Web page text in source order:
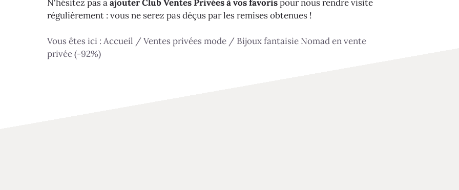
N'hésitez pas àajouter Club Ventes Privées à vos favorispour nous rendre visite
régulièrement : vous ne serez pas déçus par les remises obtenues !
Vous êtes ici : Accueil / Ventes privées mode / Bijoux fantaisie Nomad en vente
privée (-92%)